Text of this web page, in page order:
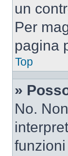
un
Per
pagina
Top
»
No.